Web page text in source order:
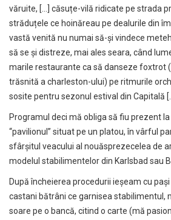
văruite, […] căsuțe-vilă ridicate pe strada
străduțele ce hoinăreau pe dealurile din
vastă venită nu numai să-și vindece
să se și distreze, mai ales seara, când
marile restaurante ca să danseze foxtrot
trăsnită a charleston-ului) pe ritmurile
sosite pentru sezonul estival din Capitală
Programul deci mă obliga să fiu prezent
“pavilionul” situat pe un platou, în vârful
sfârșitul veacului al nouăsprezecelea de
modelul stabilimentelor din Karlsbad sau
După încheierea procedurii ieșeam cu
castani bătrâni ce garnisea stabilimentul,
soare pe o bancă, citind o carte (mă